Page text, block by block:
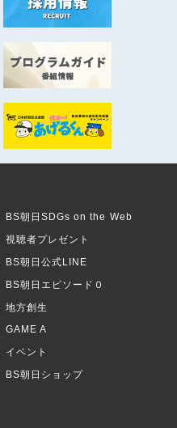
BS朝日SDGs on the Web
視聴者プレゼント
BS朝日公式LINE
BS朝日エピソード０
地方創生
GAME A
イベント
BS朝日ショップ